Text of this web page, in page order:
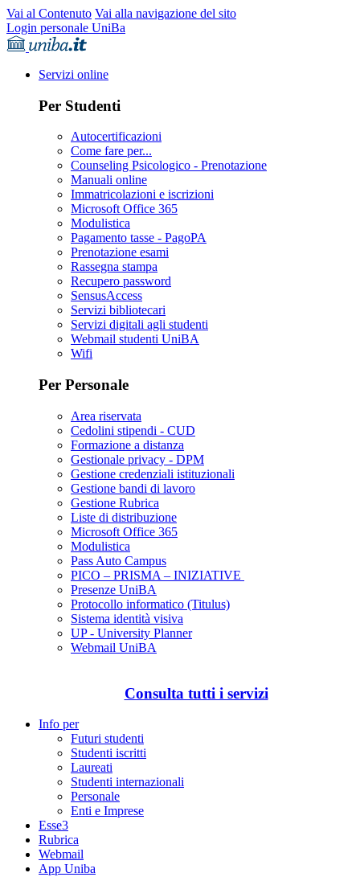
Vai al Contenuto Vai alla navigazione del sito
Login personale UniBa
Servizi online
Per Studenti
Autocertificazioni
Come fare per...
Counseling Psicologico - Prenotazione
Manuali online
Immatricolazioni e iscrizioni
Microsoft Office 365
Modulistica
Pagamento tasse - PagoPA
Prenotazione esami
Rassegna stampa
Recupero password
SensusAccess
Servizi bibliotecari
Servizi digitali agli studenti
Webmail studenti UniBA
Wifi
Per Personale
Area riservata
Cedolini stipendi - CUD
Formazione a distanza
Gestionale privacy - DPM
Gestione credenziali istituzionali
Gestione bandi di lavoro
Gestione Rubrica
Liste di distribuzione
Microsoft Office 365
Modulistica
Pass Auto Campus
PICO – PRISMA – INIZIATIVE
Presenze UniBA
Protocollo informatico (Titulus)
Sistema identità visiva
UP - University Planner
Webmail UniBA
Consulta tutti i servizi
Info per
Futuri studenti
Studenti iscritti
Laureati
Studenti internazionali
Personale
Enti e Imprese
Esse3
Rubrica
Webmail
App Uniba